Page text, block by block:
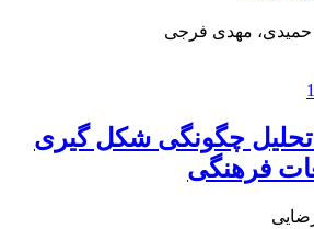
حمیدی، مهدی فرجی
چگونگی شکل گیری
فرهنگی